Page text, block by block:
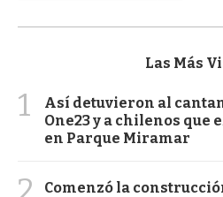
Las Más
1
Así detuvieron al
One23 y a chilenos que
en Parque Miramar
Comenzó la